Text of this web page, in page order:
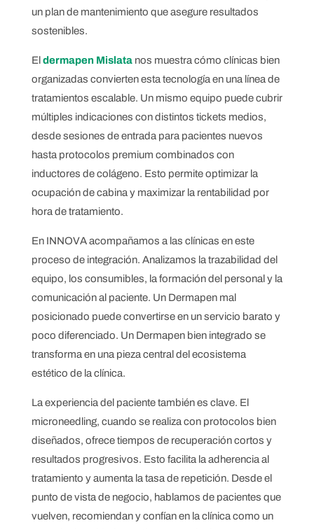
un plan de mantenimiento que asegure resultados
sostenibles.
El dermapen Mislatanos muestra cómo clínicas bien
organizadas convierten esta tecnología en una línea de
tratamientos escalable. Un mismo equipo puede cubrir
múltiples indicaciones con distintos tickets medios,
desde sesiones de entrada para pacientes nuevos
hasta protocolos premium combinados con
inductores de colágeno. Esto permite optimizar la
ocupación de cabina y maximizar la rentabilidad por
hora de tratamiento.
En INNOVA acompañamos a las clínicas en este
proceso de integración. Analizamos la trazabilidad del
equipo, los consumibles, la formación del personal y la
comunicación al paciente. Un Dermapen mal
posicionado puede convertirse en un servicio barato y
poco diferenciado. Un Dermapen bien integrado se
transforma en una pieza central del ecosistema
estético de la clínica.
La experiencia del paciente también es clave. El
microneedling, cuando se realiza con protocolos bien
diseñados, ofrece tiempos de recuperación cortos y
resultados progresivos. Esto facilita la adherencia al
tratamiento y aumenta la tasa de repetición. Desde el
punto de vista de negocio, hablamos de pacientes que
vuelven, recomiendan y confían en la clínica como un